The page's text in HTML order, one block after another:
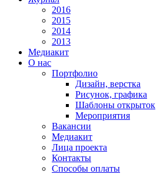
2016
2015
2014
2013
Медиакит
О нас
Портфолио
Дизайн, верстка
Рисунок, графика
Шаблоны открыток
Мероприятия
Вакансии
Медиакит
Лица проекта
Контакты
Способы оплаты